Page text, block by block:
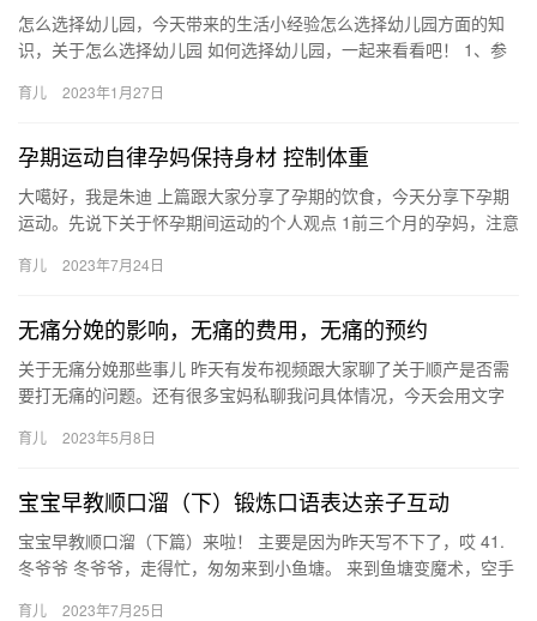
怎么选择幼儿园，今天带来的生活小经验怎么选择幼儿园方面的知
识，关于怎么选择幼儿园 如何选择幼儿园，一起来看看吧！ 1、参
择…
育儿 2023年1月27日
孕期运动自律孕妈保持身材 控制体重
大噶好，我是朱迪 上篇跟大家分享了孕期的饮食，今天分享下孕期
运动。先说下关于怀孕期间运动的个人观点 1前三个月的孕妈，注意
育儿 2023年7月24日
无痛分娩的影响，无痛的费用，无痛的预约
关于无痛分娩那些事儿 昨天有发布视频跟大家聊了关于顺产是否需
要打无痛的问题。还有很多宝妈私聊我问具体情况，今天会用文字
育儿 2023年5月8日
宝宝早教顺口溜（下）锻炼口语表达亲子互动
宝宝早教顺口溜（下篇）来啦！ 主要是因为昨天写不下了，哎 41.
冬爷爷 冬爷爷，走得忙，匆匆来到小鱼塘。 来到鱼塘变魔术，空手
育儿 2023年7月25日